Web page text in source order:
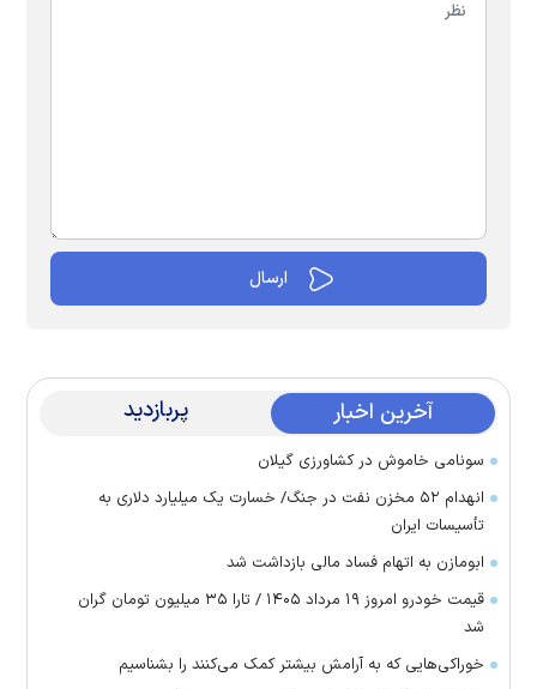
آخرین اخبار پربازدید
سونامی خاموش در کشاورزی گیلان
انهدام ۵۲ مخزن نفت در جنگ/ خسارت یک میلیارد دلاری به
تأسیسات ایران
ابومازن به اتهام فساد مالی بازداشت شد
قیمت خودرو امروز ۱۹ مرداد ۱۴۰۵ / تارا ۳۵ میلیون تومان گران
شد
خوراکی‌هایی که به آرامش بیشتر کمک می‌کنند را بشناسیم